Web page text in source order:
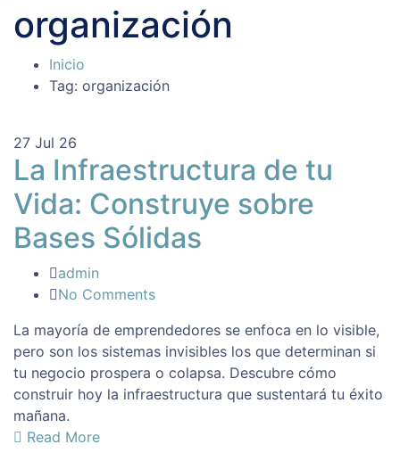
organización
Inicio
Tag: organización
27 Jul 26
La Infraestructura de tu
Vida: Construye sobre
Bases Sólidas
admin
No Comments
La mayoría de emprendedores se enfoca en lo visible,
pero son los sistemas invisibles los que determinan si
tu negocio prospera o colapsa. Descubre cómo
construir hoy la infraestructura que sustentará tu éxito
mañana.
Read More